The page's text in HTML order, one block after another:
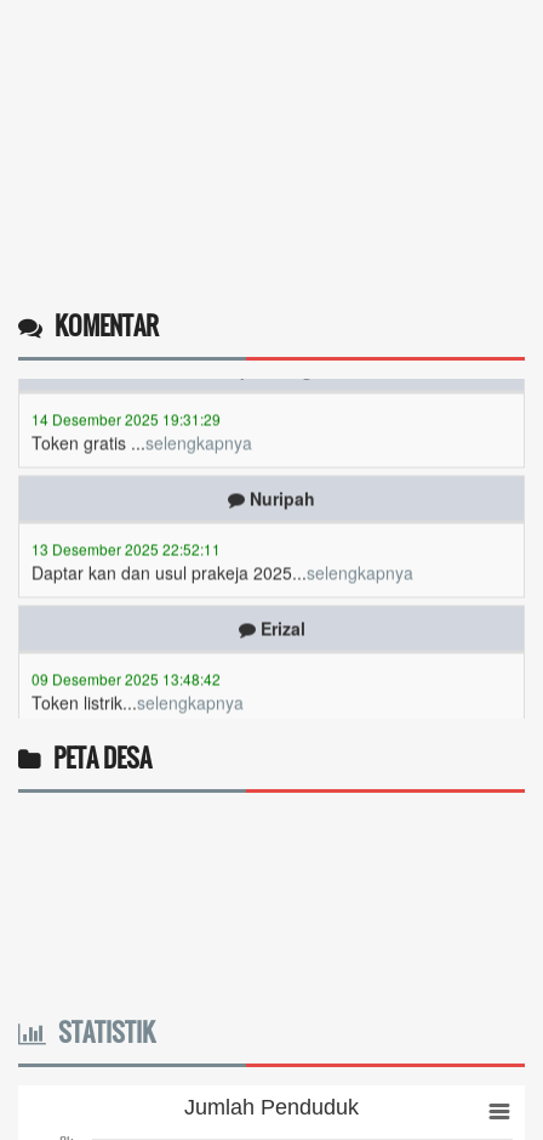
KOMENTAR
14 Desember 2025 19:31:29
Token gratis ...selengkapnya
Nuripah
Daptar kan dan usul prakeja 2025...selengkapnya
Erizal
Token listrik...selengkapnya
06 Desember 2025 18:38:17
Pulsa gratis ...selengkapnya
04 Desember 2025 11:32:59
Token PLN gratis 8626 6412 021...
venta Apri nabila
PETA DESA
STATISTIK
Jumlah Penduduk